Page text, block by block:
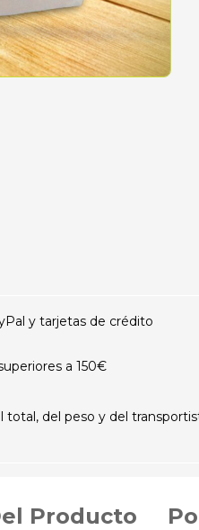
y tarjetas de crédito
a 150€
del peso y del
Producto